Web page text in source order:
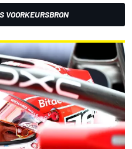
VOORKEURSBRON